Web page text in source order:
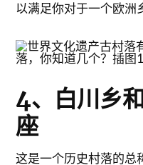
以满足你对于一个欧洲
4、白川乡
座
这是一个历史村落的总